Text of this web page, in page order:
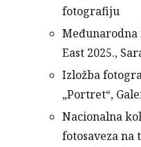
fotografiju
Međunarodna
East 2025.,
Izložba
„Portret“,
Nacionalna
fotosaveza na